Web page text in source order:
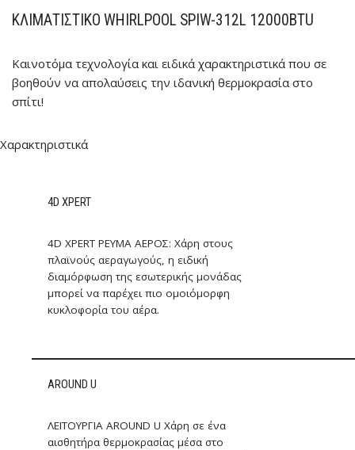
ΚΛΙΜΑΤΙΣΤΙΚΌ WHIRLPOOL SPIW-312L 12000BTU
Καινοτόμα τεχνολογία και ειδικά χαρακτηριστικά που σε
βοηθούν να απολαύσεις την ιδανική θερμοκρασία στο
σπίτι!
Χαρακτηριστικά
4D XPERT
4D XPERT ΡΕΥΜΑ ΑΕΡΟΣ: Χάρη στους
πλαϊνούς αεραγωγούς, η ειδική
διαμόρφωση της εσωτερικής μονάδας
μπορεί να παρέχει πιο ομοιόμορφη
κυκλοφορία του αέρα.
AROUND U
ΛΕΙΤΟΥΡΓΙΑ AROUND U Χάρη σε ένα
αισθητήρα θερμοκρασίας μέσα στο